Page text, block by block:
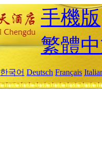
手機版
繁體
한국어 Deutsch Français